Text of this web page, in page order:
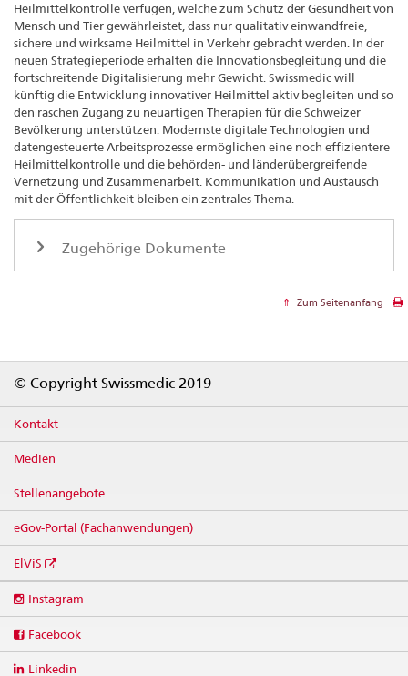
Heilmittelkontrolle verfügen, welche zum Schutz der Gesundheit von
Mensch und Tier gewährleistet, dass nur qualitativ einwandfreie,
sichere und wirksame Heilmittel in Verkehr gebracht werden. In der
neuen Strategieperiode erhalten die Innovationsbegleitung und die
fortschreitende Digitalisierung mehr Gewicht. Swissmedic will
künftig die Entwicklung innovativer Heilmittel aktiv begleiten und so
den raschen Zugang zu neuartigen Therapien für die Schweizer
Bevölkerung unterstützen. Modernste digitale Technologien und
datengesteuerte Arbeitsprozesse ermöglichen eine noch effizientere
Heilmittelkontrolle und die behörden- und länderübergreifende
Vernetzung und Zusammenarbeit. Kommunikation und Austausch
mit der Öffentlichkeit bleiben ein zentrales Thema.
Zugehörige Dokumente
Zum Seitenanfang
© Copyright Swissmedic 2019
Kontakt
Medien
Stellenangebote
eGov-Portal (Fachanwendungen)
ElViS
media
Instagram
Facebook
Linkedin